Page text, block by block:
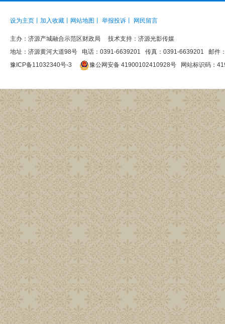
设为主页 加入收藏 网站地图 举报投诉 网民留言
主办： 济源产城融合示范区财政局 技术支持：济源光影传媒
地址：济源黄河大道98号 电话：0391-6639201 传真：0391-6639201 邮件
豫ICP备11032340号-3
豫公网安备 41900102410928号 网站标识码：